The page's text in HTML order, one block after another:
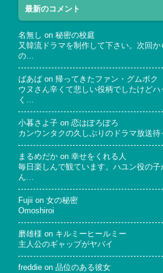
最新のコメント
名無し on 秘密の校庭
又韓流ドラマを制作して下さい。次回
の…
ばあば on 帰ってきたファン・グムボク
ウヌさん辛くて悲しい役柄でしたけど
く…
小暮さよ子 on 恋はぽろぽろ
カンウンタクの久しぶりのドラマ放送待
まるめだか on 幸せをくれる人
毎日楽しんで観ています。ハユン役の
ん…
Fujii on 女の秘密
Omoshiroi
磨雄様 on キルミーヒールミー
主人公のギャップがヤバイ
freddie on 品位のある彼女